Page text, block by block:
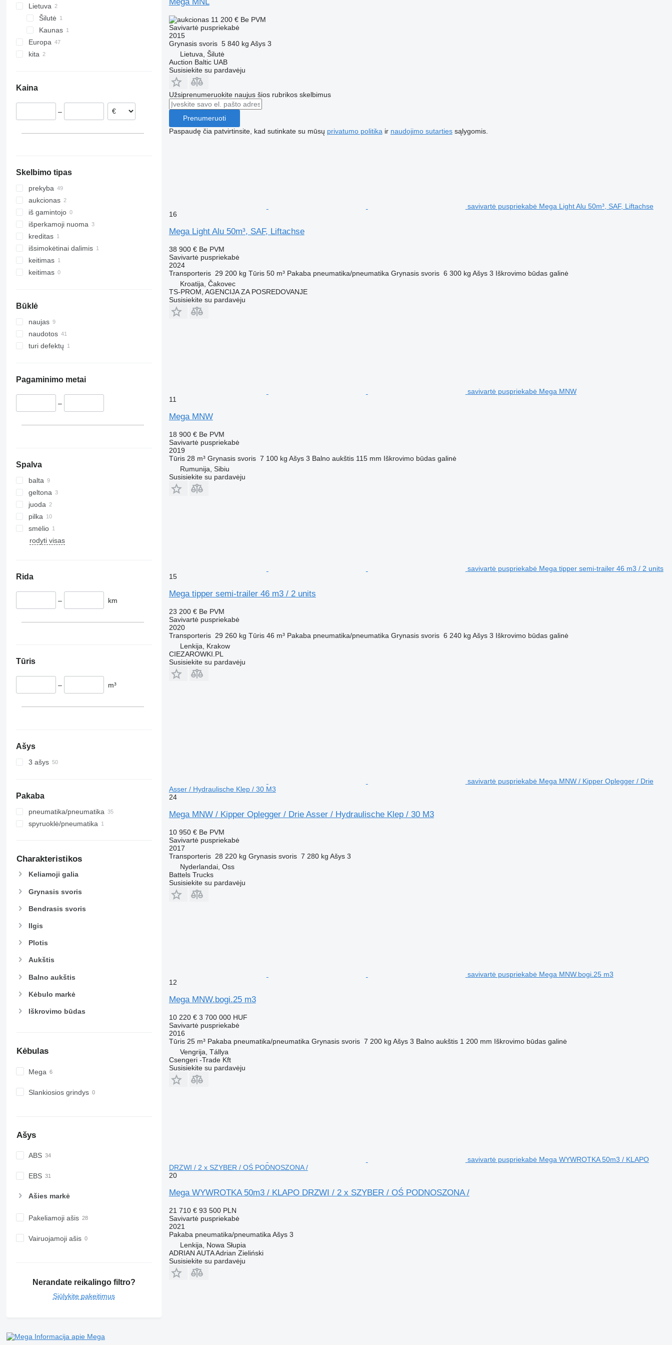
Lietuva
Šilutė
Kaunas
Europa
Vengrija
Vokietija
kita
Kaina
–
Skelbimo tipas
prekyba
aukcionas
iš gamintojo
išperkamoji nuoma
kreditas
išsimokėtinai dalimis
keitimas
keitimas
Būklė
naujas
naudotos
turi defektų
Pagaminimo metai
–
Spalva
balta
geltona
juoda
pilka
smėlio
rodyti visas
Rida
– km
Tūris
– m³
Ašys
3 ašys
Pakaba
pneumatika/pneumatika
spyruoklė/pneumatika
Charakteristikos
Keliamoji galia
Grynasis svoris
Bendrasis svoris
Ilgis
Plotis
Aukštis
Balno aukštis
Kėbulo markė
Iškrovimo būdas
Kėbulas
Mega
Slankiosios grindys
Ašys
ABS
EBS
Ašies markė
Pakeliamoji ašis
Vairuojamoji ašis
Nerandate reikalingo filtro?
Siūlykite pakeitimus
Informacija apie Mega
11 200 € Be PVM
Savivartė puspriekabė
2015
Grynasis svoris 5 840 kg Ašys 3
Lietuva, Šilutė
Auction Baltic UAB
Susisiekite su pardavėju
Užsiprenumeruokite naujus šios rubrikos skelbimus
Prenumeruoti
Paspaudę čia patvirtinsite, kad sutinkate su mūsų privatumo politika ir naudojimo sutartiessąlygomis.
savivartė puspriekabė Mega Light Alu 50m³, SAF, Liftachse
16
Mega Light Alu 50m³, SAF, Liftachse
38 900 € Be PVM
Savivartė puspriekabė
2024
Transporteris 29 200 kg Tūris 50 m³ Pakaba pneumatika/pneumatika Grynasis svoris 6 300 kg Ašys 3 Iškrovimo būdas galinė
Kroatija, Čakovec
TS-PROM, AGENCIJA ZA POSREDOVANJE
Susisiekite su pardavėju
savivartė puspriekabė Mega MNW
11
Mega MNW
18 900 € Be PVM
Savivartė puspriekabė
2019
Tūris 28 m³ Grynasis svoris 7 100 kg Ašys 3 Balno aukštis 115 mm Iškrovimo būdas galinė
Rumunija, Sibiu
Susisiekite su pardavėju
savivartė puspriekabė Mega tipper semi-trailer 46 m3 / 2 units
15
Mega tipper semi-trailer 46 m3 / 2 units
23 200 € Be PVM
Savivartė puspriekabė
2020
Transporteris 29 260 kg Tūris 46 m³ Pakaba pneumatika/pneumatika Grynasis svoris 6 240 kg Ašys 3 Iškrovimo būdas galinė
Lenkija, Krakow
CIEZAROWKI.PL
Susisiekite su pardavėju
savivartė puspriekabė Mega MNW / Kipper Oplegger / Drie
Asser / Hydraulische Klep / 30 M3
24
Mega MNW / Kipper Oplegger / Drie Asser / Hydraulische Klep / 30 M3
10 950 € Be PVM
Savivartė puspriekabė
2017
Transporteris 28 220 kg Grynasis svoris 7 280 kg Ašys 3
Nyderlandai, Oss
Battels Trucks
Susisiekite su pardavėju
savivartė puspriekabė Mega MNW.bogi.25 m3
12
Mega MNW.bogi.25 m3
10 220 € 3 700 000 HUF
Savivartė puspriekabė
2016
Tūris 25 m³ Pakaba pneumatika/pneumatika Grynasis svoris 7 200 kg Ašys 3 Balno aukštis 1 200 mm Iškrovimo būdas galinė
Vengrija, Tállya
Csengeri -Trade Kft
Susisiekite su pardavėju
savivartė puspriekabė Mega WYWROTKA 50m3 / KLAPO
DRZWI / 2 x SZYBER / OŚ PODNOSZONA /
20
Mega WYWROTKA 50m3 / KLAPO DRZWI / 2 x SZYBER / OŚ PODNOSZONA /
21 710 € 93 500 PLN
Savivartė puspriekabė
2021
Pakaba pneumatika/pneumatika Ašys 3
Lenkija, Nowa Słupia
ADRIAN AUTA Adrian Zieliński
Susisiekite su pardavėju